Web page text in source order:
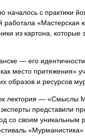
с практики
работала «Мастерская
из картона, которые
— его
место притяжения»
образов и ресурсов
лектория — «Смыслы
представили
со своим